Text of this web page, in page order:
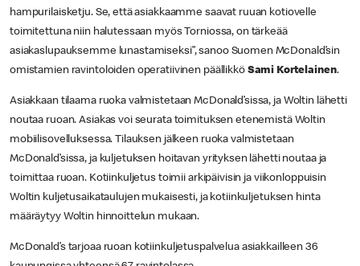
hampurilaisketju. Se, että asiakkaamme saavat ruuan kotiovelle
toimitettuna niin halutessaan myös Torniossa, on tärkeää
asiakaslupauksemme lunastamiseksi”, sanoo Suomen McDonald’sin
omistamien ravintoloiden operatiivinen päällikkö Sami Kortelainen.
Asiakkaan tilaama ruoka valmistetaan McDonald’sissa, ja Woltin lähetti
noutaa ruoan. Asiakas voi seurata toimituksen etenemistä Woltin
mobiilisovelluksessa. Tilauksen jälkeen ruoka valmistetaan
McDonald’sissa, ja kuljetuksen hoitavan yrityksen lähetti noutaa ja
toimittaa ruoan. Kotiinkuljetus toimii arkipäivisin ja viikonloppuisin
Woltin kuljetusaikataulujen mukaisesti, ja kotiinkuljetuksen hinta
määräytyy Woltin hinnoittelun mukaan.
McDonald’s tarjoaa ruoan kotiinkuljetuspalvelua asiakkailleen 36